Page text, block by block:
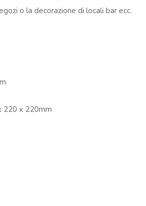
o la decorazione di locali bar ecc.
220 x 220mm